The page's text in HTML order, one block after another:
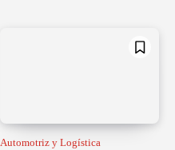
Automotriz y Logística